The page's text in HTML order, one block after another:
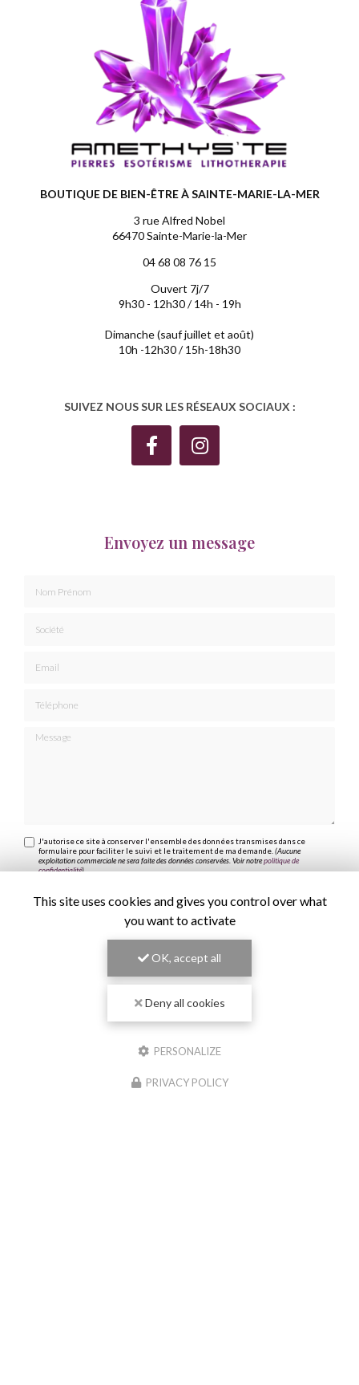
BOUTIQUE DE BIEN-ÊTRE À SAINTE-MARIE-LA-MER
3 rue Alfred Nobel
66470 Sainte-Marie-la-Mer
04 68 08 76 15
Ouvert 7j/7
9h30 - 12h30 / 14h - 19h
Dimanche (sauf juillet et août)
10h -12h30 / 15h-18h30
SUIVEZ NOUS SUR LES RÉSEAUX SOCIAUX :
Envoyez un message
Message
J'autorise ce site à conserver l'ensemble des données transmises dans ce
formulaire pour faciliter le suivi et le traitement de ma demande.(Aucune
exploitation commerciale ne sera faite des données conservées. Voir notrepolitique de
confidentialité)
This site uses cookies and gives you control over what
you want to activate
OK, accept all
Deny all cookies
PERSONALIZE
PRIVACY POLICY